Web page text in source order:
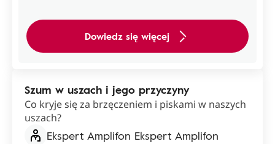
Dowiedz się więcej
Szum w uszach i jego przyczyny
Co kryje się za brzęczeniem i piskami w naszych
uszach?
Ekspert Amplifon Ekspert Amplifon